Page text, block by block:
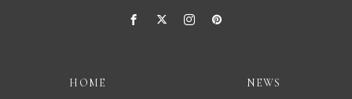
HOME
NEWS